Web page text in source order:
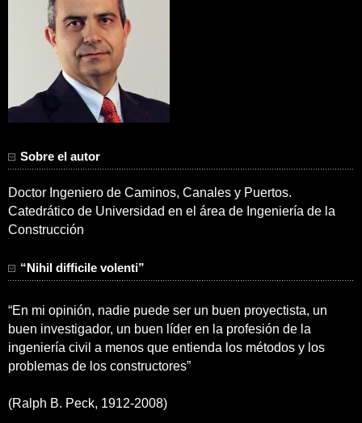
Sobre el autor
Doctor Ingeniero de Caminos, Canales y Puertos.
Catedrático de Universidad en el área de Ingeniería de la
Construcción
“Nihil difficile volenti”
“En mi opinión, nadie puede ser un buen proyectista, un
buen investigador, un buen líder en la profesión de la
ingeniería civil a menos que entienda los métodos y los
problemas de los constructores”
(Ralph B. Peck, 1912-2008)